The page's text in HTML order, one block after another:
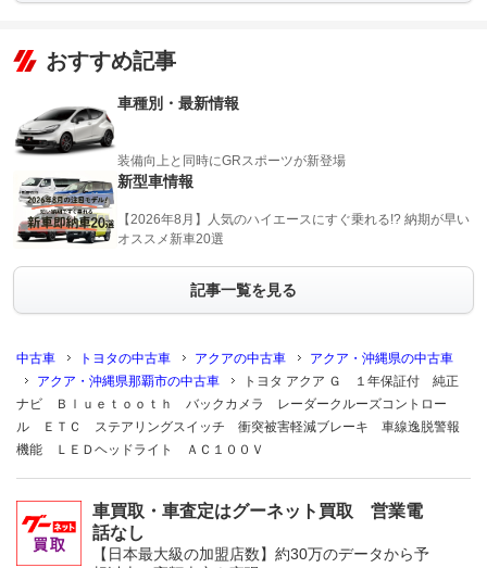
おすすめ記事
車種別・最新情報
装備向上と同時にGRスポーツが新登場
新型車情報
【2026年8月】人気のハイエースにすぐ乗れる!? 納期が早い
オススメ新車20選
記事一覧を見る
中古車 トヨタの中古車 アクアの中古車
アクア・沖縄県の中古車
アクア・沖縄県那覇市の中古車
トヨタ アクア Ｇ １年保証付 純正
ナビ Ｂｌｕｅｔｏｏｔｈ バックカメラ レーダークルーズコントロー
ル ＥＴＣ ステアリングスイッチ 衝突被害軽減ブレーキ 車線逸脱警報
機能 ＬＥＤヘッドライト ＡＣ１００Ｖ
車買取・車査定はグーネット買取 営業電
話なし
【日本最大級の加盟店数】約30万のデータから予